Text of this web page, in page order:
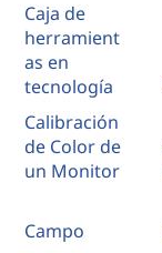
Caja de
herramient
as en
tecnología
Calibración
de Color de
un Monitor
Campo